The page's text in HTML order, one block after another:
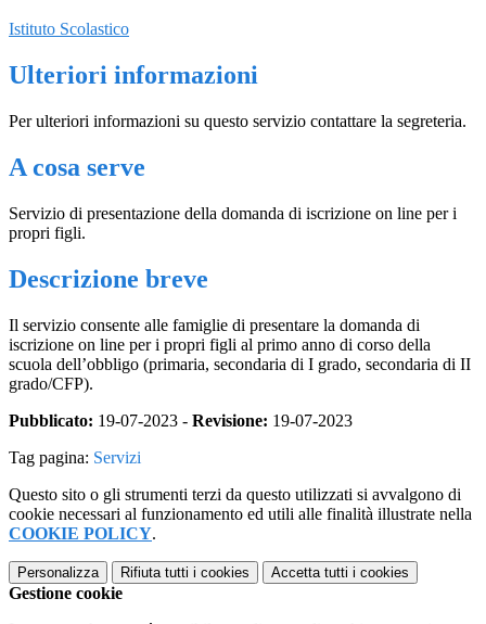
Istituto Scolastico
Ulteriori informazioni
Per ulteriori informazioni su questo servizio contattare la segreteria.
A cosa serve
Servizio di presentazione della domanda di iscrizione on line per i
propri figli.
Descrizione breve
Il servizio consente alle famiglie di presentare la domanda di
iscrizione on line per i propri figli al primo anno di corso della
scuola dell’obbligo (primaria, secondaria di I grado, secondaria di II
grado/CFP).
Pubblicato: 19-07-2023 - Revisione: 19-07-2023
Tag pagina: Servizi
Questo sito o gli strumenti terzi da questo utilizzati si avvalgono di
cookie necessari al funzionamento ed utili alle finalità illustrate nella
COOKIE POLICY.
Personalizza Rifiuta tutti i cookies Accetta tutti i cookies
Gestione cookie